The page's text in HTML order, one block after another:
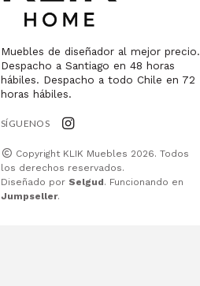
Muebles de diseñador al mejor precio.
Despacho a Santiago en 48 horas
hábiles. Despacho a todo Chile en 72
horas hábiles.
SÍGUENOS
Copyright KLIK Muebles 2026. Todos
los derechos reservados.
Diseñado por Selgud. Funcionando en
Jumpseller.